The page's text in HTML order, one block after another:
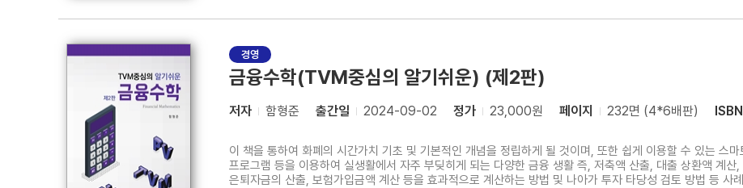
경영
금융수학(TVM중심의 알기쉬운) (제2판)
저자 함형준 출간일 2024-09-02 정가 23,000원 페이지 232면 (4*6배판) ISBN
이 책을 통하여 화폐의 시간가치 기초 및 기본적인 개념을 정립하게 될 것이며, 또한 쉽게 이용할 수 있는 스
프로그램 등을 이용하여 실생활에서 자주 부딪히게 되는 다양한 금융 생활 즉, 저축액 산출, 대출 상환액 계
은퇴자금의 산출, 보험가입금액 계산 등을 효과적으로 계산하는 방법 및 나아가 투자 타당성 검토 방법 등 사